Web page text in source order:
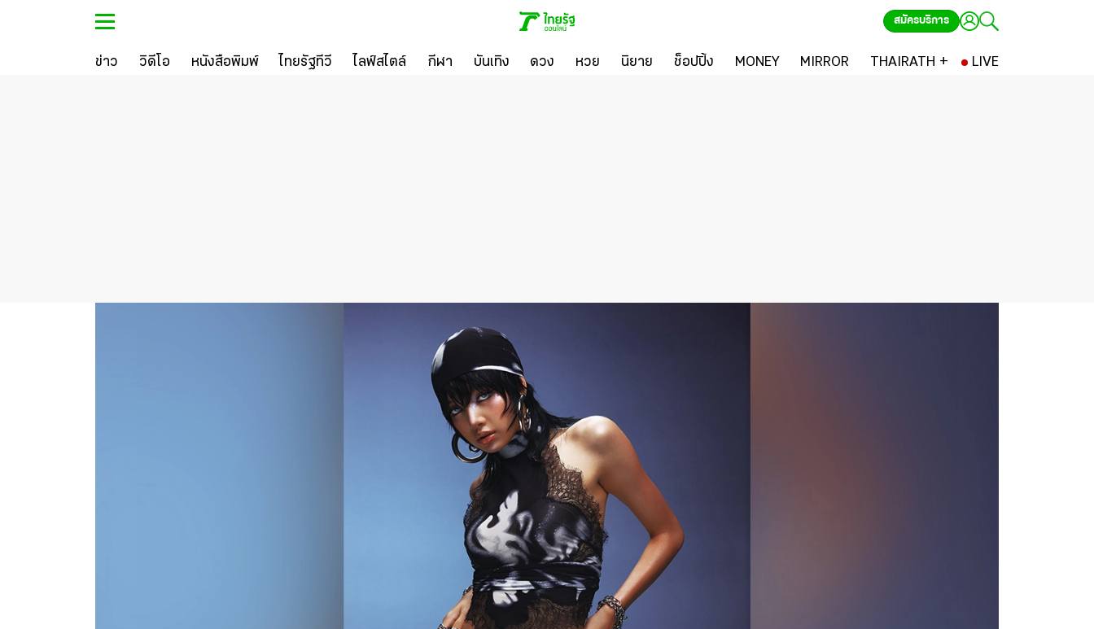
สมัครบริการ
ข่าว วิดีโอ หนังสือพิมพ์ ไทยรัฐทีวี ไลฟ์สไตล์ กีฬา บันเทิง ดวง หวย นิยาย ช็อปปิ้ง MONEY MIRROR THAIRATH + LIVE